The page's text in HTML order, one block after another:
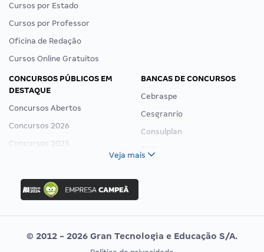
Cursos por Estado
Cursos por Professor
Oficina de Redação
Cursos Online Gratuitos
CONCURSOS PÚBLICOS EM
DESTAQUE
Concursos Abertos
Concursos 2026
Concursos 2025
Concurso Nacional Unificado
Concurso Ibama
Concurso MPU
Editais publicados
BANCAS DE CONCURSOS
Cebraspe
Cesgranrio
Consulplan
Vunesp
Veja mais
© 2012 - 2026 Gran Tecnologia e Educação S/A.